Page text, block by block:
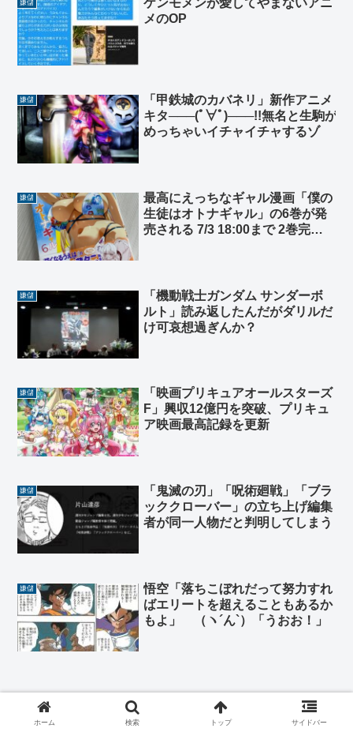
嫌儲
メのOP
嫌儲
「甲鉄城のカバネリ」新作アニメ
キタ───(ﾟ∀ﾟ)───!!無名と生駒が
めっちゃいイチャイチャするゾ
嫌儲
最高にえっちなギャル漫画「僕の
生徒はオトナギャル」の6巻が発
売される 7/3 18:00まで 2巻完全
嫌儲
「機動戦士ガンダム サンダーボ
ルト」読み返したんだがダリルだ
け可哀想過ぎんか？
嫌儲
「映画プリキュアオールスターズ
F」興収12億円を突破、プリキュ
ア映画最高記録を更新
嫌儲
「鬼滅の刃」「呪術廻戦」「ブラ
ッククローバー」の立ち上げ編集
者が同一人物だと判明してしまう
嫌儲
悟空「落ちこぼれだって努力すれ
ばエリートを超えることもあるか
もよ」 （ヽ´ん`）「うおお！」
子供「レベルEとかいう漫画、全体的に
ホーム 検索 トップ サイドバー